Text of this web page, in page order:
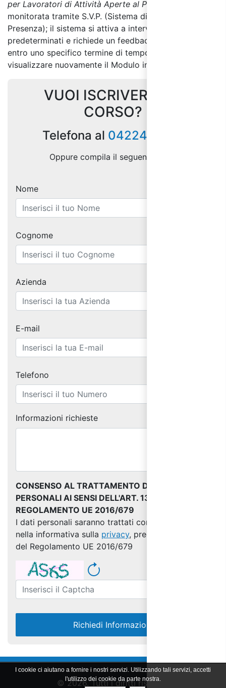
per Lavoratori di Attività Aperte al Pubblico
monitorata tramite S.V.P. (Sistema di Verifica
Presenza); il sistema si attiva a intervalli non
predeterminati e richiede un feedback del discente
entro uno specifico termine di tempo per non dover
visualizzare nuovamente il Modulo interessato.
VUOI ISCRIVERTI AL
CORSO?
Telefona al 0422404128
Oppure compila il seguente form:
Nome
Cognome
Azienda
E-mail
Telefono
Informazioni richieste
CONSENSO AL TRATTAMENTO DEI DATI
PERSONALI AI SENSI DELL'ART. 13 DEL
REGOLAMENTO UE 2016/679
I dati personali saranno trattati come indicato
nella informativa sulla privacy, predisposta ai sensi
del Regolamento UE 2016/679
Richiedi Informazioni
© 2026. Tutti i diritti riservati
I cookie ci aiutano a fornire i nostri servizi. Utilizzando tali servizi, accetti
l'utilizzo dei cookie da parte nostra.